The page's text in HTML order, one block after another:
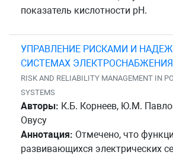
показатель кислотности pH.
УПРАВЛЕНИЕ РИСКАМИ И
СИСТЕМАХ ЭЛЕКТРОСНАБЖЕНИЯ
RISK AND RELIABILITY MANAGEMENT IN
SYSTEMS
Авторы: К.Б. Корнеев, Ю.М.
Овусу
Аннотация: Отмечено, что
развивающихся электрических